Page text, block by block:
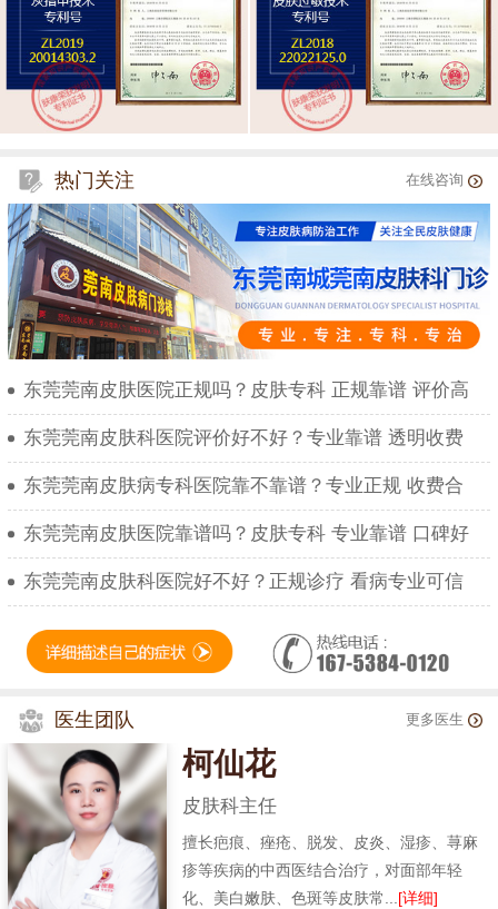
热门关注 在线咨询
东莞莞南皮肤医院正规吗？皮肤专科 正规靠谱 评价高
东莞莞南皮肤科医院评价好不好？专业靠谱 透明收费
东莞莞南皮肤病专科医院靠不靠谱？专业正规 收费合
东莞莞南皮肤医院靠谱吗？皮肤专科 专业靠谱 口碑好
东莞莞南皮肤科医院好不好？正规诊疗 看病专业可信
医生团队 更多医生
柯仙花
皮肤科主任
擅长疤痕、痤疮、脱发、皮炎、湿疹、荨麻
疹等疾病的中西医结合治疗，对面部年轻
化、美白嫩肤、色斑等皮肤常... [详细]